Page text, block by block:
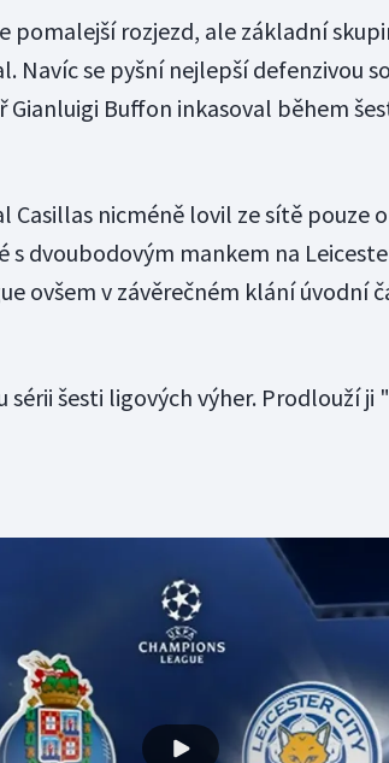
pomalejší rozjezd, ale základní
Navíc se pyšní nejlepší defenzivou
Buffon inkasoval během
nicméně lovil ze sítě pouze
s dvoubodovým mankem na
ovšem v závěrečném klání úvodní
sérii šesti ligových výher. Prodlouží ji